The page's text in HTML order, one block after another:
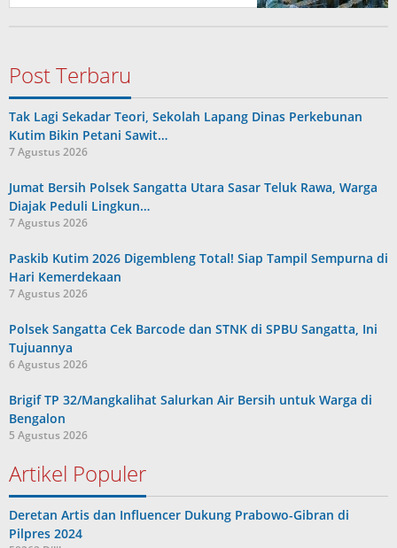
Post Terbaru
Tak Lagi Sekadar Teori, Sekolah Lapang Dinas Perkebunan
Kutim Bikin Petani Sawit…
7 Agustus 2026
Jumat Bersih Polsek Sangatta Utara Sasar Teluk Rawa, Warga
Diajak Peduli Lingkun…
7 Agustus 2026
Paskib Kutim 2026 Digembleng Total! Siap Tampil Sempurna di
Hari Kemerdekaan
7 Agustus 2026
Polsek Sangatta Cek Barcode dan STNK di SPBU Sangatta, Ini
Tujuannya
6 Agustus 2026
Brigif TP 32/Mangkalihat Salurkan Air Bersih untuk Warga di
Bengalon
5 Agustus 2026
Artikel Populer
Deretan Artis dan Influencer Dukung Prabowo-Gibran di
Pilpres 2024